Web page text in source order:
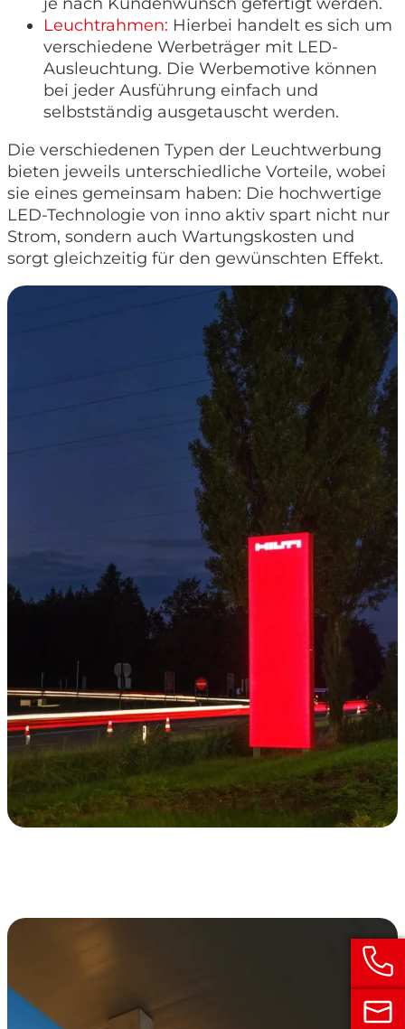
Leuchtrahmen: Hierbei handelt es sich um
verschiedene Werbeträger mit LED-
Ausleuchtung. Die Werbemotive können
bei jeder Ausführung einfach und
selbstständig ausgetauscht werden.
Die verschiedenen Typen der Leuchtwerbung
bieten jeweils unterschiedliche Vorteile, wobei
sie eines gemeinsam haben: Die hochwertige
LED-Technologie von inno aktiv spart nicht nur
Strom, sondern auch Wartungskosten und
sorgt gleichzeitig für den gewünschten Effekt.